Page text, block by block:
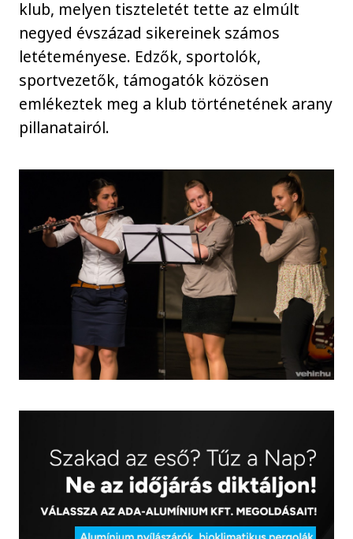
klub, melyen tiszteletét tette az elmúlt
negyed évszázad sikereinek számos
letéteményese. Edzők, sportolók,
sportvezetők, támogatók közösen
emlékeztek meg a klub történetének arany
pillanatairól.